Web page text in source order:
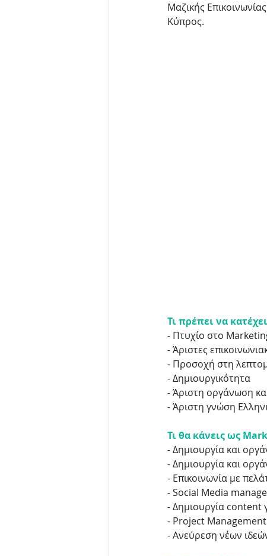
Μαζικής
Κύπρος.
Τι πρέπει να
- Πτυχίο στο
- Άριστες
- Προσοχή στη
- Δημιουργικότητα
- Άριστη οργάνωση
- Άριστη γνώση
Τι θα κάνεις ως
- Δημιουργία και
- Δημιουργία και
- Επικοινωνία με
- Social Media
- Δημιουργία content
- Project Management
- Aνεύρεση νέων